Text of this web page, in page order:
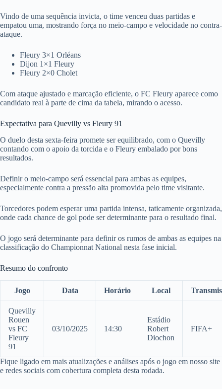
Vindo de uma sequência invicta, o time venceu duas partidas e
empatou uma, mostrando força no meio-campo e velocidade no contra-
ataque.
Fleury 3×1 Orléans
Dijon 1×1 Fleury
Fleury 2×0 Cholet
Com ataque ajustado e marcação eficiente, o FC Fleury aparece como
candidato real à parte de cima da tabela, mirando o acesso.
Expectativa para Quevilly vs Fleury 91
O duelo desta sexta-feira promete ser equilibrado, com o Quevilly
contando com o apoio da torcida e o Fleury embalado por bons
resultados.
Definir o meio-campo será essencial para ambas as equipes,
especialmente contra a pressão alta promovida pelo time visitante.
Torcedores podem esperar uma partida intensa, taticamente organizada,
onde cada chance de gol pode ser determinante para o resultado final.
O jogo será determinante para definir os rumos de ambas as equipes na
classificação do Championnat National nesta fase inicial.
Resumo do confronto
Jogo Data Horário Local
Quevilly
Rouen
vs FC
Fleury
91
03/10/2025 14:30
Estádio
Robert
Diochon
FIFA+
Fique ligado em mais atualizações e análises após o jogo em nosso site
e redes sociais com cobertura completa desta rodada.